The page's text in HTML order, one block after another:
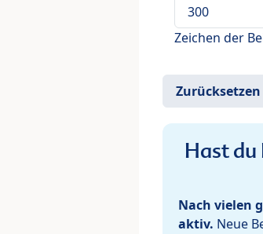
Zeichen der
Hast du
Nach vielen
aktiv. Neue